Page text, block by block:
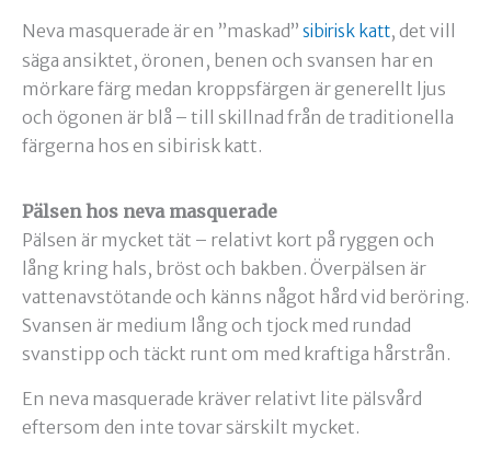
Neva masquerade är en ”maskad” sibirisk katt, det vill
säga ansiktet, öronen, benen och svansen har en
mörkare färg medan kroppsfärgen är generellt ljus
och ögonen är blå – till skillnad från de traditionella
färgerna hos en sibirisk katt.
Pälsen hos neva masquerade
Pälsen är mycket tät – relativt kort på ryggen och
lång kring hals, bröst och bakben. Överpälsen är
vattenavstötande och känns något hård vid beröring.
Svansen är medium lång och tjock med rundad
svanstipp och täckt runt om med kraftiga hårstrån.
En neva masquerade kräver relativt lite pälsvård
eftersom den inte tovar särskilt mycket.